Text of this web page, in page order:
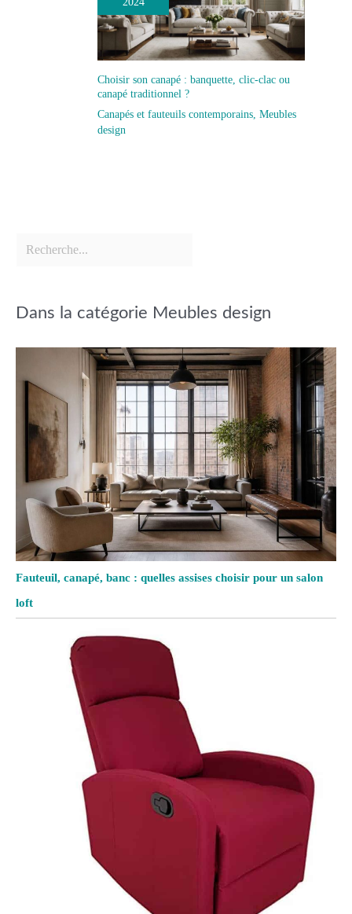
Choisir son canapé : banquette, clic-clac ou
canapé traditionnel ?
Canapés et fauteuils contemporains Meubles
design
Dans la catégorie Meubles design
Fauteuil, canapé, banc : quelles assises choisir pour un salon
loft